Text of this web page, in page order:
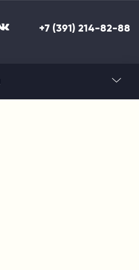
+7 (391) 214-82-88